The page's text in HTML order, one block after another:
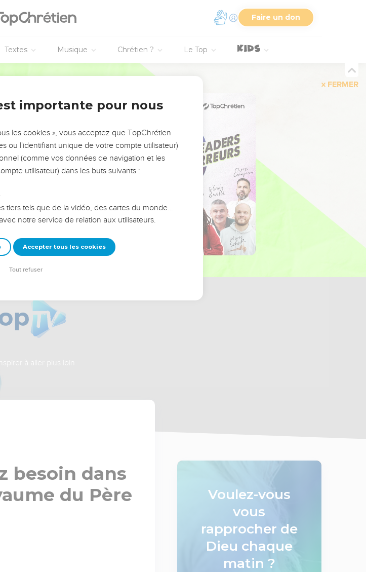
Faire un don
Textes Musique Chrétien ? Le Top
FERMER
!
vision. Mais on voit
même que ce sont
les erreurs
afin que leurs erreurs
ou une famille,
à aller plus loin
besoin dans
du Père
Voulez-vous
vous
rapprocher de
Dieu chaque
matin ?
importante pour nous
les cookies », vous acceptez que TopChrétien
ou l'identifiant unique de votre compte utilisateur)
(comme vos données de navigation et les
utilisateur) dans les buts suivants :
tiers tels que de la vidéo, des cartes du monde…
notre service de relation aux utilisateurs.
Accepter tous les cookies
Tout refuser